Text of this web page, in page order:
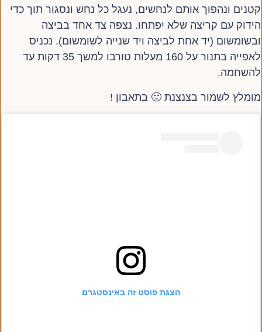
קטנים ונהפוך אותם לנחשים, נעגל כל נחש ונסגור תוך כדי
הידוק עם קריצה שלא יפתחו. נצפה צד אחד בביצה
ובשומשום (יד אחת לביצה ויד שנייה לשומשום). נכניס
לאפייה בתנור על 160 מעלות טורבו למשך 35 דקות עד
להשחמה.
מומלץ לשמור בצנצנת 🙂 בתאבון !
הצגת פוסט זה באינסטגרם